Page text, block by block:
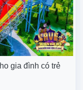
gia đình có trẻ